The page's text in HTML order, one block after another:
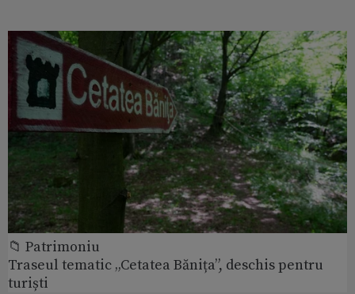
📁 Patrimoniu
Traseul tematic „Cetatea Bănița”, deschis pentru
turiști